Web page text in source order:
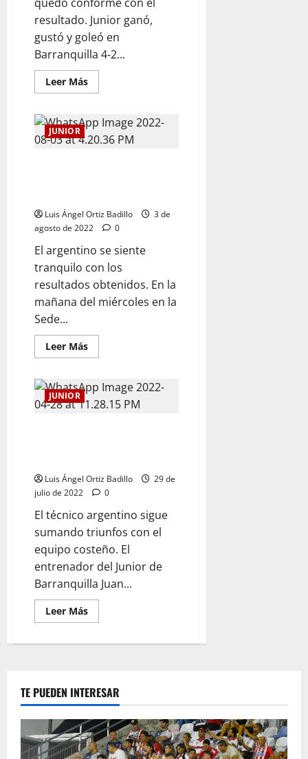
resultado. Junior ganó,
gustó y goleó en
Barranquilla 4-2...
Leer Más
JUNIOR
Luis Ángel Ortiz Badillo
3 de
agosto de 2022
0
El argentino se siente
tranquilo con los
resultados obtenidos. En la
mañana del miércoles en la
Sede...
Leer Más
JUNIOR
Luis Ángel Ortiz Badillo
29 de
julio de 2022
0
El técnico argentino sigue
sumando triunfos con el
equipo costeño. El
entrenador del Junior de
Barranquilla Juan...
Leer Más
TE PUEDEN INTERESAR